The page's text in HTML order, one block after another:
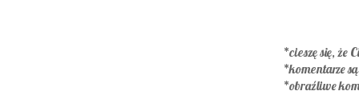
*cieszę się, że
*komentarze
*obraźliwe